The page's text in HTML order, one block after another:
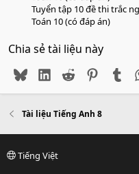
Tuyển tập 10 đề thi trắc
Toán 10 (có đáp án)
Chia sẻ tài liệu này
BlueskyLinkedIn
Reddit
Tài liệu Tiếng Anh 8
Tiếng Việt